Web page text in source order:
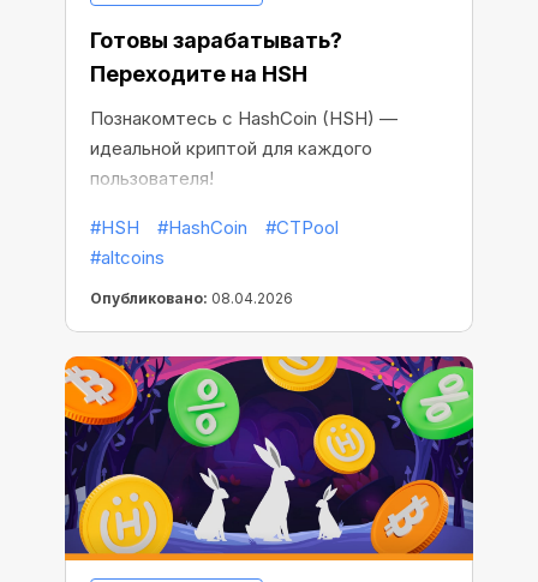
Готовы зарабатывать?
Переходите на HSH
Познакомтесь с HashCoin (HSH) —
идеальной криптой для каждого
пользователя!
#HSH #HashCoin
#CTPool
#altcoins
Опубликовано: 08.04.2026